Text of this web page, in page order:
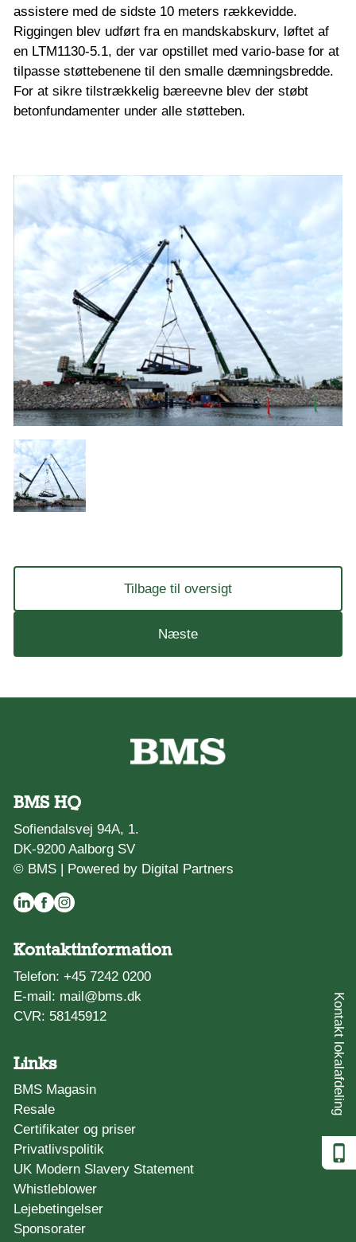
Kontakt lokalafdeling
assistere med de sidste 10 meters rækkevidde.
Riggingen blev udført fra en mandskabskurv, løftet af
en LTM1130-5.1, der var opstillet med vario-base for at
tilpasse støttebenene til den smalle dæmningsbredde.
For at sikre tilstrækkelig bæreevne blev der støbt
betonfundamenter under alle støtteben.
Tilbage til oversigt
Næste
BMS HQ
Sofiendalsvej 94A, 1.
DK-9200 Aalborg SV
© BMS | Powered by Digital Partners
Kontaktinformation
Telefon:+45 7242 0200
E-mail: mail@bms.dk
CVR: 58145912
Links
BMS Magasin
Resale
Certifikater og priser
Privatlivspolitik
UK Modern Slavery Statement
Whistleblower
Lejebetingelser
Sponsorater